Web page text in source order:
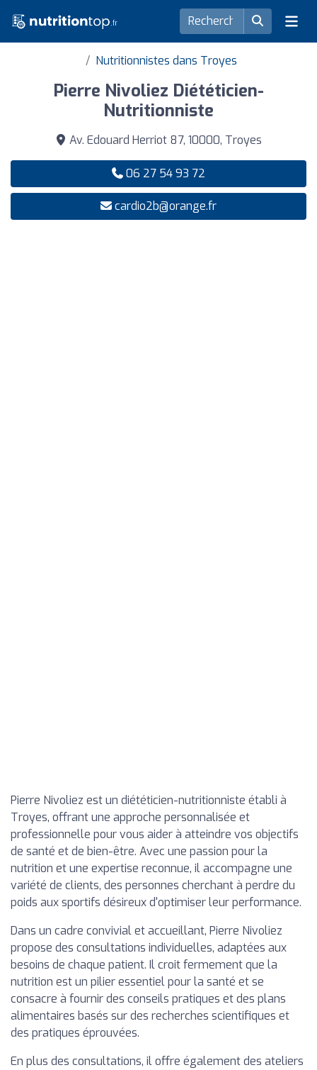
Nutritionnistes dans Troyes
Pierre Nivoliez Diététicien-
Nutritionniste
Av. Edouard Herriot 87, 10000, Troyes
06 27 54 93 72
cardio2b@orange.fr
Pierre Nivoliez est un diététicien-nutritionniste établi à
Troyes, offrant une approche personnalisée et
professionnelle pour vous aider à atteindre vos objectifs
de santé et de bien-être. Avec une passion pour la
nutrition et une expertise reconnue, il accompagne une
variété de clients, des personnes cherchant à perdre du
poids aux sportifs désireux d'optimiser leur performance.
Dans un cadre convivial et accueillant, Pierre Nivoliez
propose des consultations individuelles, adaptées aux
besoins de chaque patient. Il croit fermement que la
nutrition est un pilier essentiel pour la santé et se
consacre à fournir des conseils pratiques et des plans
alimentaires basés sur des recherches scientifiques et
des pratiques éprouvées.
En plus des consultations, il offre également des ateliers